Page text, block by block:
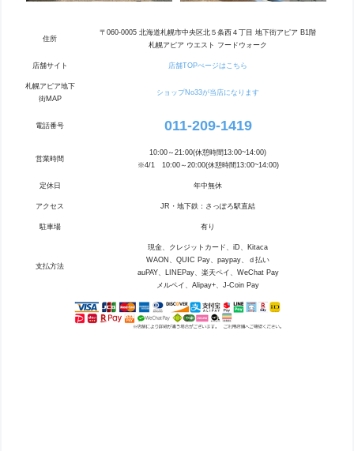
住所
〒060-0005 北海道札幌市中央区北５条西４丁目 地下街アピア B1階
札幌アピア ウエスト フードウォーク
店舗サイト 店舗TOPぺージはこちら
札幌アピア地下
街MAP
ショップNo33が当店になります
電話番号 011-209-1419
営業時間
10:00～21:00(休憩時間13:00~14:00)
※4/1 10:00～20:00(休憩時間13:00~14:00)
定休日 年中無休
アクセス JR・地下鉄：さっぽろ駅直結
駐車場 有り
支払方法
現金、クレジットカード、iD、Kitaca
WAON、QUIC Pay、paypay、ｄ払い
auPAY、LINEPay、楽天ペイ、WeChat Pay
メルペイ、Alipay+、J-Coin Pay